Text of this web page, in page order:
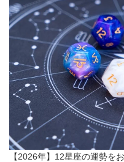
【2026年】12星座の運勢を